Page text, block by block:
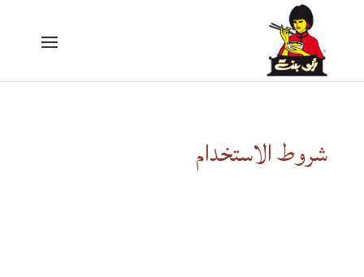
نبذة تاريخيةشروط الاستخدام